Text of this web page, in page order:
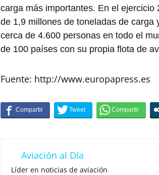
carga más importantes. En el
de 1,9 millones de toneladas de carga
cerca de 4.600 personas en todo el
de 100 países con su propia flota de
Fuente: http://www.europapress.es
Aviación al Día
Líder en noticias de aviación